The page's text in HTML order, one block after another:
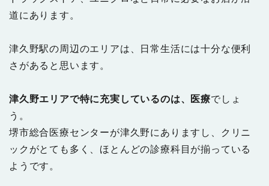
道にあります。
津久野駅の周辺のエリアは、日常生活には十分な便利
さがあると思います。
津久野エリアで特に充実しているのは、医療でしょ
う。
堺市総合医療センターが津久野にありますし、クリニ
ックがとても多く、ほとんどの診療科目が揃っている
ようです。